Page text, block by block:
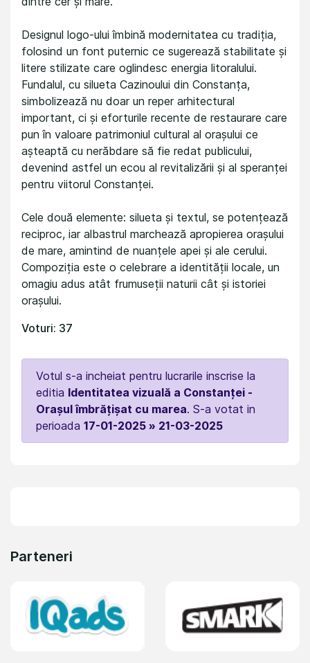
Designul logo-ului îmbină modernitatea cu tradiția,
folosind un font puternic ce sugerează stabilitate și
litere stilizate care oglindesc energia litoralului.
Fundalul, cu silueta Cazinoului din Constanța,
simbolizează nu doar un reper arhitectural
important, ci și eforturile recente de restaurare care
pun în valoare patrimoniul cultural al orașului ce
așteaptă cu nerăbdare să fie redat publicului,
devenind astfel un ecou al revitalizării și al speranței
pentru viitorul Constanței.
Cele două elemente: silueta și textul, se potențează
reciproc, iar albastrul marchează apropierea orașului
de mare, amintind de nuanțele apei și ale cerului.
Compoziția este o celebrare a identității locale, un
omagiu adus atât frumuseții naturii cât și istoriei
orașului.
Voturi: 37
Votul s-a incheiat pentru lucrarile inscrise la
editia Identitatea vizuală a Constanței -
Orașul îmbrățișat cu marea. S-a votat in
perioada 17-01-2025 » 21-03-2025
Parteneri